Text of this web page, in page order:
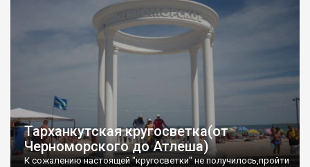
Тарханкутская кругосветка(от
Черноморского до Атлеша)
К сожалению настоящей "кругосветки" не получилось,пройти